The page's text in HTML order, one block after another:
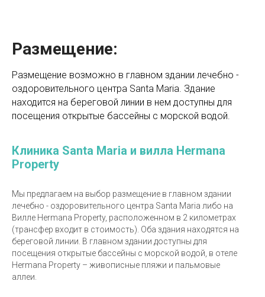
Размещение:
Размещение возможно в главном здании лечебно -
оздоровительного центра Santa Maria. Здание
находится на береговой линии в нем доступны для
посещения открытые бассейны с морской водой.
Клиника Santa Maria и вилла Hermana
Property
Мы предлагаем на выбор размещение в главном здании
лечебно - оздоровительного центра Santa Maria либо на
Вилле Hermana Property, расположенном в 2 километрах
(трансфер входит в стоимость). Оба здания находятся на
береговой линии. В главном здании доступны для
посещения открытые бассейны с морской водой, в отеле
Hermana Property – живописные пляжи и пальмовые
аллеи.